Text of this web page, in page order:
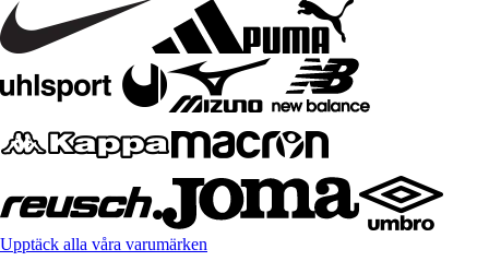
Upptäck alla våra varumärken